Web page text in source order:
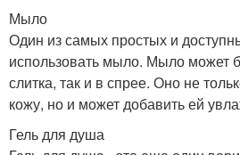
Мыло
Один из самых простых и
использовать мыло. Мыло может
слитка, так и в спрее. Оно не
кожу, но и может добавить ей
Гель для душа